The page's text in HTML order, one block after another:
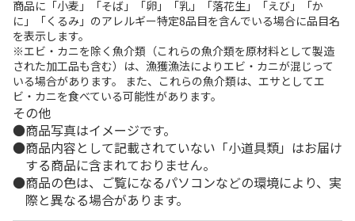
商品に「小麦」「そば」「卵」「乳」「落花生」「えび」「か
に」「くるみ」のアレルギー特定8品目を含んでいる場合に品目名
を表示します。
※エビ・カニを除く魚介類（これらの魚介類を原材料として製造
された加工品も含む）は、漁獲漁法によりエビ・カニが混じって
いる場合があります。 また、これらの魚介類は、エサとしてエ
ビ・カニを食べている可能性があります。
その他
商品写真はイメージです。
商品内容として記載されていない「小道具類」はお届け
する商品に含まれておりません。
商品の色は、ご覧になるパソコンなどの環境により、実
際と異なる場合があります。